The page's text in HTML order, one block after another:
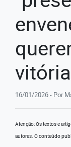
16/01/2026 - Por
Atenção: Os textos e
autores. O conteúdo